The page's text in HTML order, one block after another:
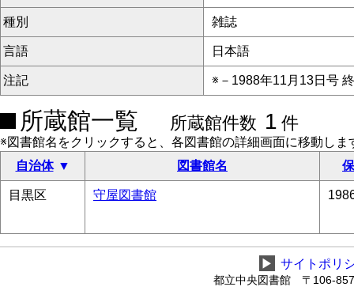
種別 雑誌
言語 日本語
注記 ※－1988年11月13日号
所蔵館一覧 所蔵館件数 1 件
※図書館名をクリックすると、各図書館の詳細画面に移動しま
自治体
図書館名
目黒区 守屋図書館
▶ サイトポリ
都立中央図書館 〒106-